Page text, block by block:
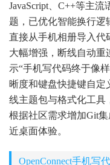
JavaScript、C++等主
题，已优化智能换行逻
直接从手机相册导入代
大幅增强，断线自动重
示“手机写代码终于像
晰度和键盘快捷键自定
线主题包与格式化工具
根据社区需求增加Git
近桌面体验。
OpenConnect手机写